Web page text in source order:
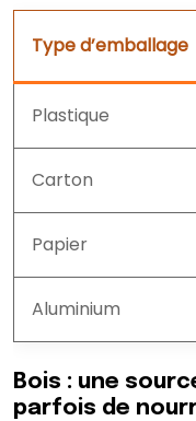
Type d’emballage
Plastique
Carton
Papier
Aluminium
Bois : une
parfois de